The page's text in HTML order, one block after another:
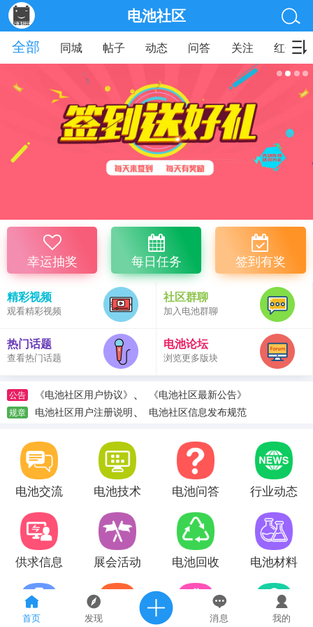
首页 发现 消息 我的
电池社区
全部
同城 帖子 动态 问答 关注 红包
幸运抽奖 每日任务 签到有奖
精彩视频
观看精彩视频
社区群聊
加入电池群聊
热门话题
查看热门话题
电池论坛
浏览更多版块
公告 《电池社区用户协议》 、 《电池社区最新公告》
规章 电池社区用户注册说明、 电池社区信息发布规范
电池交流 电池技术 电池问答 行业动态
供求信息 展会活动 电池回收 电池材料